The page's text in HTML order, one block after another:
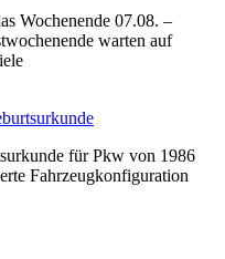
Wochenende 07.08. –
warten auf
für Pkw von 1986
Fahrzeugkonfiguration